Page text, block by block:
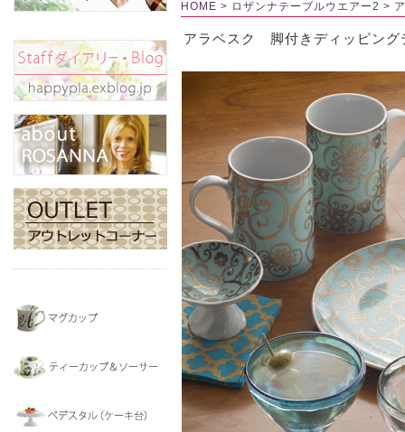
HOME > ロザンナテーブルウエアー2 >
アラベスク 脚付きディッピング